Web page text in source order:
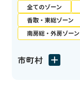
全てのゾーン
香取・東総ゾーン
南房総・外房ゾーン
市町村